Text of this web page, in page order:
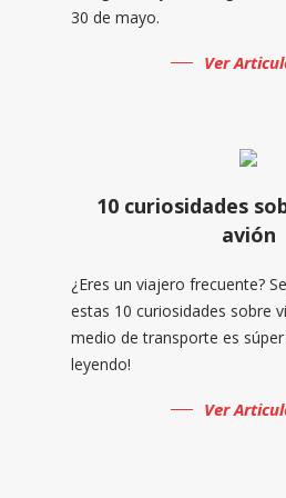
30 de mayo.
Ver
10 curiosidades
avión
¿Eres un viajero frecuente?
estas 10 curiosidades sobre
medio de transporte es súper
leyendo!
Ver